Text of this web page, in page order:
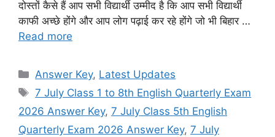
दोस्तों कैसे हैं आप सभी विद्यार्थी उम्मीद है कि आप सभी विद्यार्थी
काफी अच्छे होंगे और आप लोग पढ़ाई कर रहे होंगे जो भी बिहार …
Read more
Categories
Answer Key, Latest Updates
Tags
7 July Class 1 to 8th English Quarterly Exam
2026 Answer Key, 7 July Class 5th English
Quarterly Exam 2026 Answer Key, 7 July